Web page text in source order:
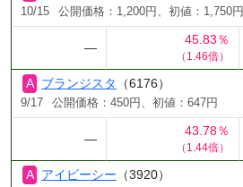
10/15 公開価格：1,200円、初値：1,750円
―
45.83％
（1.46倍）
ブランジスタ （6176）
9/17 公開価格：450円、初値：647円
―
43.78％
（1.44倍）
アイビーシー （3920）